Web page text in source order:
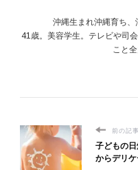
沖縄生まれ沖縄育ち
41歳。美容学生。テレビや司
こと
前の記事
子どもの
からデリ